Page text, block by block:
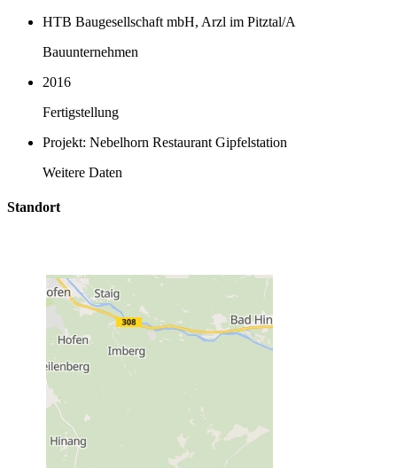
HTB Baugesellschaft mbH, Arzl im Pitztal/A
Bauunternehmen
2016
Fertigstellung
Projekt: Nebelhorn Restaurant Gipfelstation
Weitere Daten
Standort